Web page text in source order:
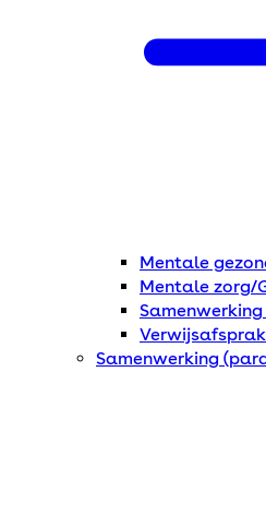
Mentale
Mentale zorg/
Samenwerking